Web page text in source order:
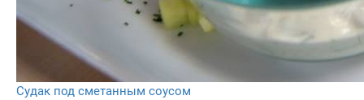
Судак под сметанным соусом